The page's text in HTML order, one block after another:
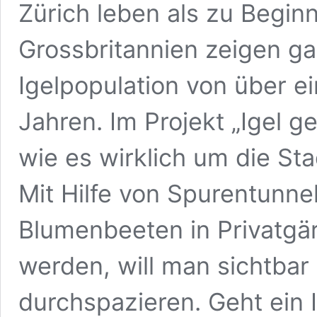
Zürich leben als zu
Grossbritannien zeigen
Igelpopulation von über
Jahren. Im Projekt „Igel
wie es wirklich um die
Mit Hilfe von
Blumenbeeten in
werden, will man
durchspazieren. Geht